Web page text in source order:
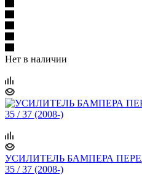
Нет в наличии
УСИЛИТЕЛЬ БАМПЕРА
35 / 37 (2008-)